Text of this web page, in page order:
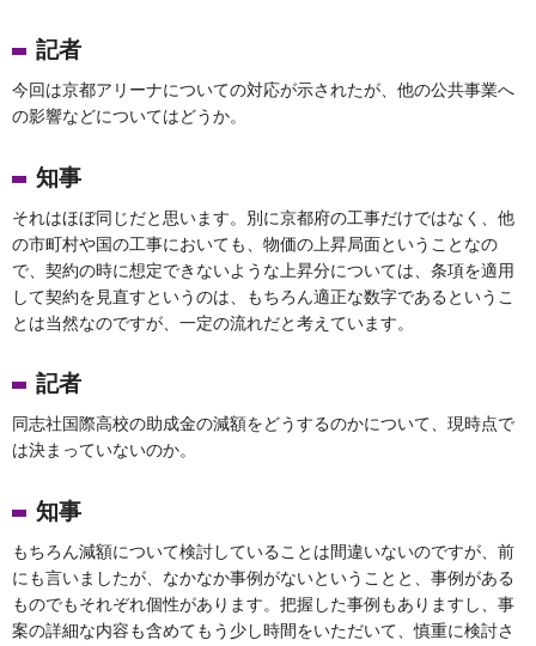
記者
今回は京都アリーナについての対応が示されたが、他の公共事業へ
の影響などについてはどうか。
知事
それはほぼ同じだと思います。別に京都府の工事だけではなく、他
の市町村や国の工事においても、物価の上昇局面ということなの
で、契約の時に想定できないような上昇分については、条項を適用
して契約を見直すというのは、もちろん適正な数字であるというこ
とは当然なのですが、一定の流れだと考えています。
記者
同志社国際高校の助成金の減額をどうするのかについて、現時点で
は決まっていないのか。
知事
もちろん減額について検討していることは間違いないのですが、前
にも言いましたが、なかなか事例がないということと、事例がある
ものでもそれぞれ個性があります。把握した事例もありますし、事
案の詳細な内容も含めてもう少し時間をいただいて、慎重に検討さ